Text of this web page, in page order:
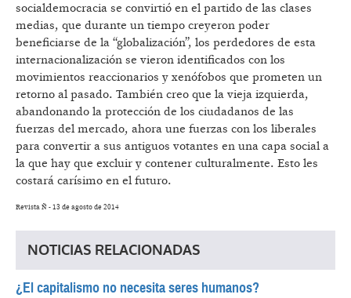
socialdemocracia se convirtió en el partido de las clases
medias, que durante un tiempo creyeron poder
beneficiarse de la “globalización”, los perdedores de esta
internacionalización se vieron identificados con los
movimientos reaccionarios y xenófobos que prometen un
retorno al pasado. También creo que la vieja izquierda,
abandonando la protección de los ciudadanos de las
fuerzas del mercado, ahora une fuerzas con los liberales
para convertir a sus antiguos votantes en una capa social a
la que hay que excluir y contener culturalmente. Esto les
costará carísimo en el futuro.
Revista Ñ - 13 de agosto de 2014
NOTICIAS RELACIONADAS
¿El capitalismo no necesita seres humanos?